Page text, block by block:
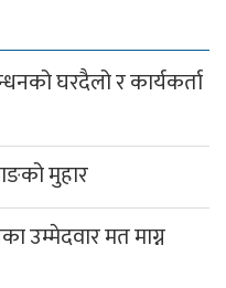
घरदैलो र कार्यकर्ता
मुहार
माग्न घरदैलोमा